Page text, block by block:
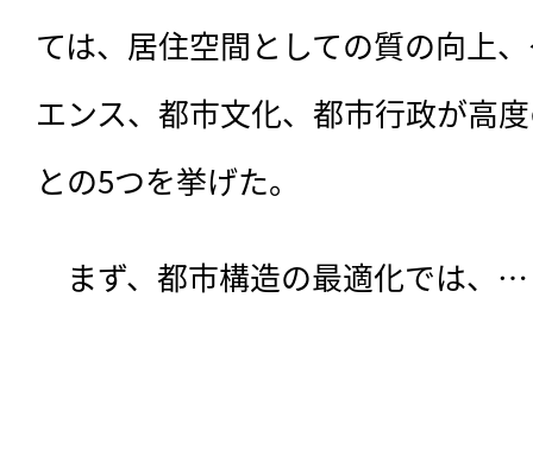
ては、居住空間としての質の向上
エンス、都市文化、都市行政が高
との5つを挙げた。
まず、都市構造の最適化では、…